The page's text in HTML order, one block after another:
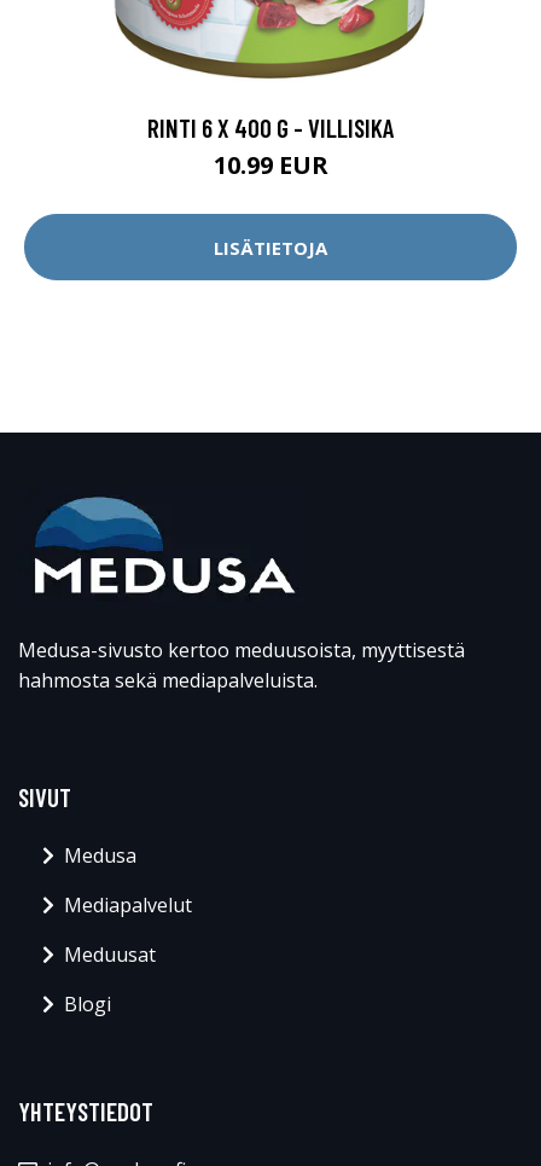
RINTI 6 X 400 G - VILLISIKA
10.99 EUR
LISÄTIETOJA
Medusa-sivusto kertoo meduusoista, myyttisestä
hahmosta sekä mediapalveluista.
SIVUT
Medusa
Mediapalvelut
Meduusat
Blogi
YHTEYSTIEDOT